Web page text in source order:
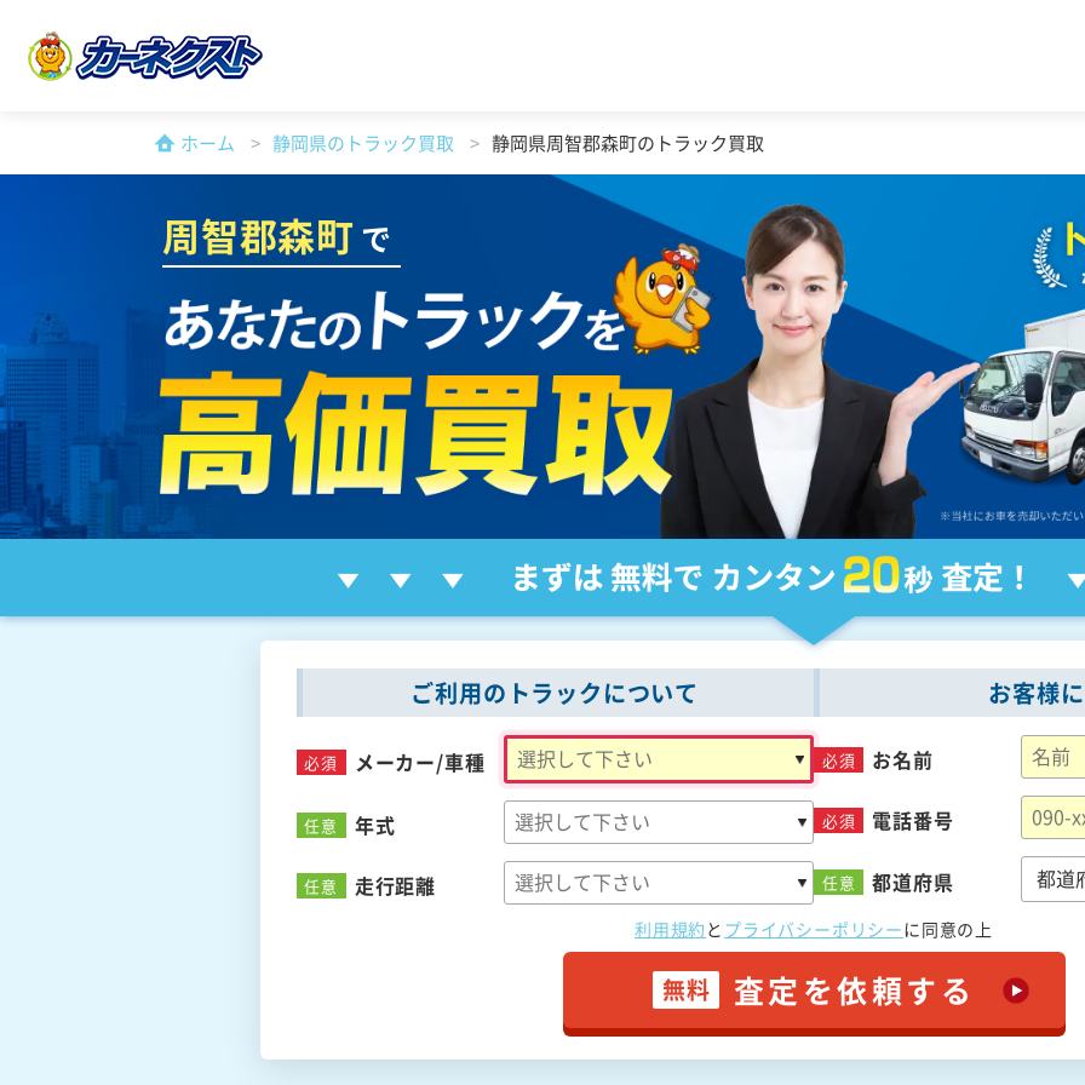
ホーム 静岡県のトラック買取 静岡県周智郡森町のトラック買取
周智郡森町 で
ご利用のトラックについて
必須 メーカー/車種
任意 年式
任意 走行距離
お客様
必須 お名前
必須 電話番号
任意 都道府県
利用規約 と プライバシーポリシーに同意の上
無料 査定を依頼する